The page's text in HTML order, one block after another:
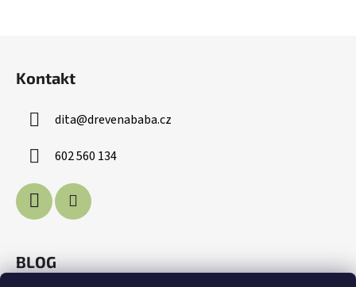
Kontakt
dita@drevenababa.cz
602 560 134
BLOG